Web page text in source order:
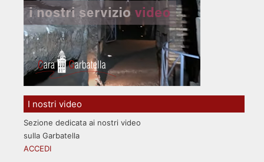
I nostri video
Sezione dedicata ai nostri video
sulla Garbatella
ACCEDI